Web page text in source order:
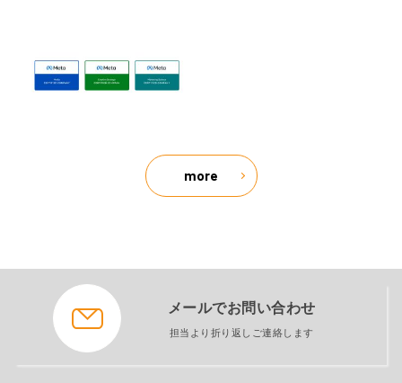
more
メールでお問い合わせ
担当より折り返しご連絡します